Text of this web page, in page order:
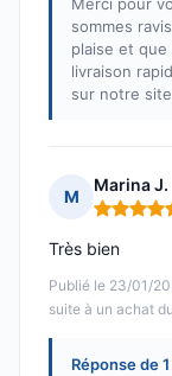
sommes
plaise et
livraison
sur notre
M
Marina J.
Note : 5
Publié le 23/01/
suite à un achat
Très bien
Réponse de